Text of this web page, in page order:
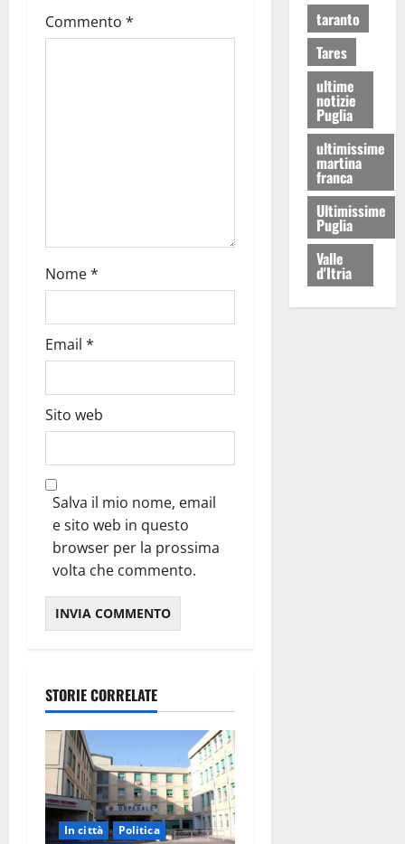
Commento *
Nome*
Email *
Sito web
Salva il mio nome, email
e sito web in questo
browser per la prossima
volta che commento.
STORIE CORRELATE
In città
Politica
taranto
Tares
ultime
notizie
Puglia
ultimissime
martina
franca
Ultimissime
Puglia
Valle
d'Itria